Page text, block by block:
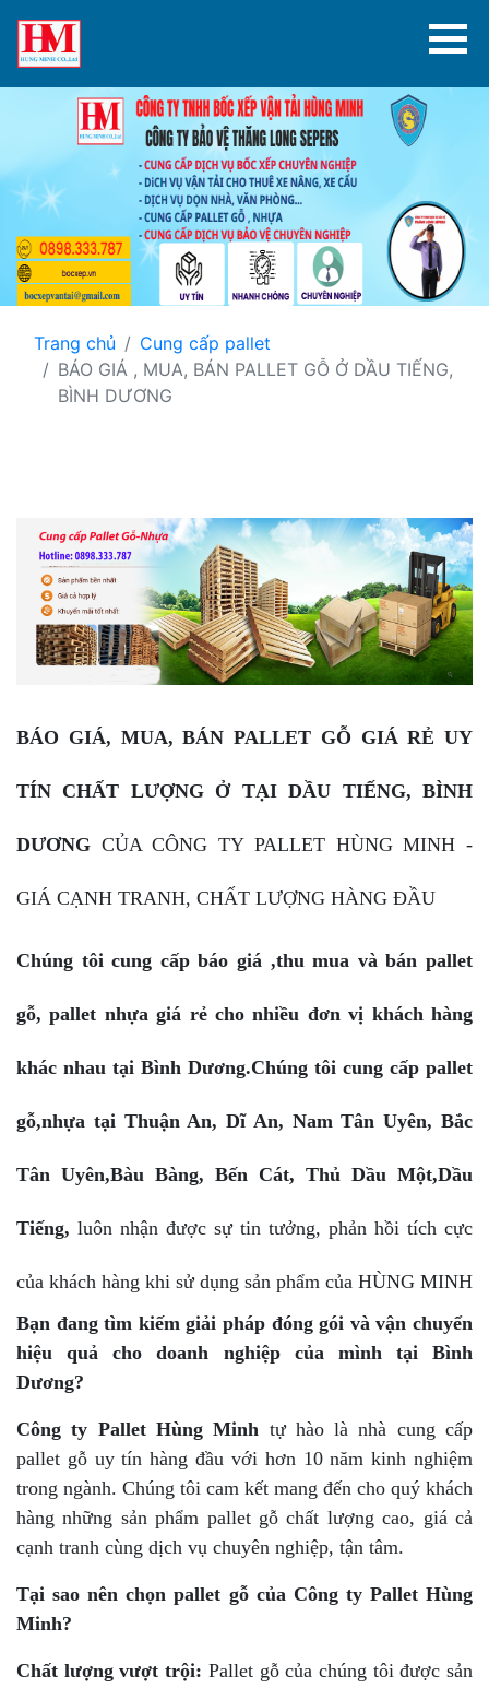
Trang chủ
Cung cấp pallet
BÁO GIÁ , MUA, BÁN PALLET GỖ Ở DẦU TIẾNG,
BÌNH DƯƠNG
BÁO GIÁ, MUA, BÁN PALLET GỖ GIÁ RẺ UY
TÍN CHẤT LƯỢNG Ở TẠI DẦU TIẾNG, BÌNH
DƯƠNG CỦA CÔNG TY PALLET HÙNG MINH -
GIÁ CẠNH TRANH, CHẤT LƯỢNG HÀNG ĐẦU
Chúng tôi cung cấp báo giá ,thu mua và bán pallet
gỗ, pallet nhựa giá rẻ cho nhiều đơn vị khách hàng
khác nhau tại Bình Dương.Chúng tôi cung cấp pallet
gỗ,nhựa tại Thuận An, Dĩ An, Nam Tân Uyên, Bắc
Tân Uyên,Bàu Bàng, Bến Cát, Thủ Dầu Một,Dầu
Tiếng, luôn nhận được sự tin tưởng, phản hồi tích cực
của khách hàng khi sử dụng sản phẩm của HÙNG MINH
Bạn đang tìm kiếm giải pháp đóng gói và vận chuyển
hiệu quả cho doanh nghiệp của mình tại Bình
Dương?
Công ty Pallet Hùng Minh tự hào là nhà cung cấp
pallet gỗ uy tín hàng đầu với hơn 10 năm kinh nghiệm
trong ngành. Chúng tôi cam kết mang đến cho quý khách
hàng những sản phẩm pallet gỗ chất lượng cao, giá cả
cạnh tranh cùng dịch vụ chuyên nghiệp, tận tâm.
Tại sao nên chọn pallet gỗ của Công ty Pallet Hùng
Minh?
Chất lượng vượt trội: Pallet gỗ của chúng tôi được sản